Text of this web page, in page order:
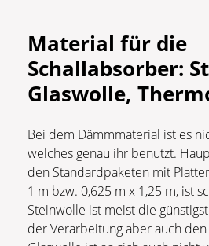
Material für die
Schallabsorber:
Glaswolle,
Bei dem Dämmmaterial ist es
welches genau ihr benutzt.
den Standardpaketen mit
1 m bzw. 0,625 m x 1,25 m, ist
Steinwolle ist meist die
der Verarbeitung aber auch